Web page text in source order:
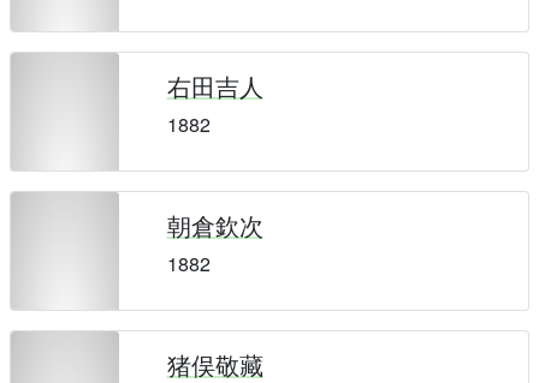
右田吉人
1882
朝倉欽次
1882
猪俣敬藏